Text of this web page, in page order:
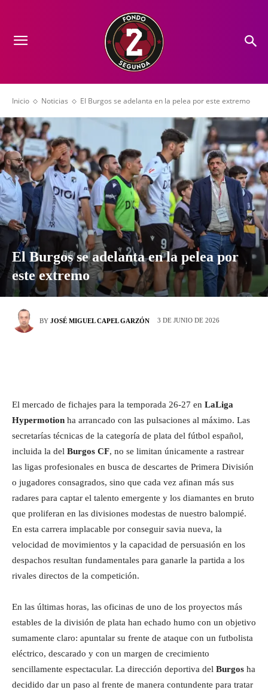
Inicio Noticias El Burgos se adelanta en la pelea por este extremo
El Burgos se adelanta en la pelea por
este extremo
BY JOSÉ MIGUEL CAPEL GARZÓN 3 DE JUNIO DE 2026
El mercado de fichajes para la temporada 26-27 en LaLiga
Hypermotion ha arrancado con las pulsaciones al máximo. Las
secretarías técnicas de la categoría de plata del fútbol español,
incluida la del Burgos CF, no se limitan únicamente a rastrear
las ligas profesionales en busca de descartes de Primera División
o jugadores consagrados, sino que cada vez afinan más sus
radares para captar el talento emergente y los diamantes en bruto
que proliferan en las divisiones modestas de nuestro balompié.
En esta carrera implacable por conseguir savia nueva, la
velocidad de movimientos y la capacidad de persuasión en los
despachos resultan fundamentales para ganarle la partida a los
rivales directos de la competición.
En las últimas horas, las oficinas de uno de los proyectos más
estables de la división de plata han echado humo con un objetivo
sumamente claro: apuntalar su frente de ataque con un futbolista
eléctrico, descarado y con un margen de crecimiento
sencillamente espectacular. La dirección deportiva del Burgos ha
decidido dar un paso al frente de manera contundente para tratar